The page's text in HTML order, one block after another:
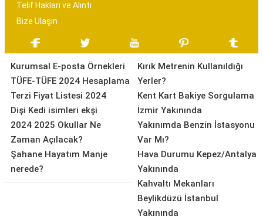
Telif Hakları ve Alıntı
Bize Ulaşın
Kurumsal E-posta Örnekleri
TÜFE-TÜFE 2024 Hesaplama
Terzi Fiyat Listesi 2024
Dişi Kedi isimleri ekşi
2024 2025 Okullar Ne
Zaman Açılacak?
Şahane Hayatım Manje
nerede?
Kırık Metrenin Kullanıldığı
Yerler?
Kent Kart Bakiye Sorgulama
İzmir Yakınında
Yakınımda Benzin İstasyonu
Var Mı?
Hava Durumu Kepez/Antalya
Yakınında
Kahvaltı Mekanları
Beylikdüzü İstanbul
Yakınında